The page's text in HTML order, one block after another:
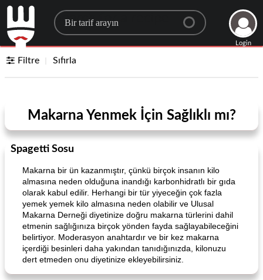
Search for a recipe
Login
Filtre Sıfırla
Makarna Yenmek İçin Sağlıklı mı?
Spagetti Sosu
Makarna bir ün kazanmıştır, çünkü birçok insanın kilo
almasına neden olduğuna inandığı karbonhidratlı bir gıda
olarak kabul edilir. Herhangi bir tür yiyeceğin çok fazla
yemek yemek kilo almasına neden olabilir ve Ulusal
Makarna Derneği diyetinize doğru makarna türlerini dahil
etmenin sağlığınıza birçok yönden fayda sağlayabileceğini
belirtiyor. Moderasyon anahtardır ve bir kez makarna
içerdiği besinleri daha yakından tanıdığınızda, kilonuzu
dert etmeden onu diyetinize ekleyebilirsiniz.